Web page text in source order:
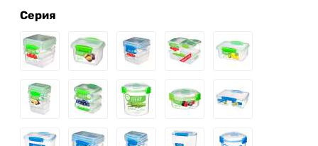
Серия